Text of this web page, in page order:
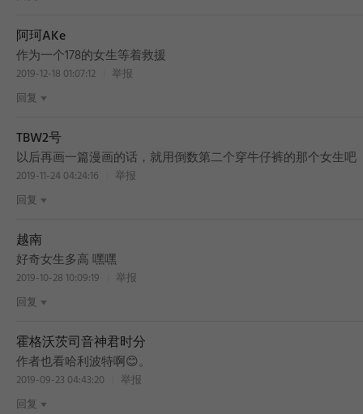
阿珂AKe
作为一个178的女生等着救援
2019-12-18 01:07:12
举报
回复
TBW2号
以后再画一篇漫画的话，就用倒数第二个穿牛仔裤的那个女生吧
2019-11-24 04:24:16
举报
回复
越南
好奇女生多高 嘿嘿
2019-10-28 10:09:19
举报
回复
霍格沃茨司音神君时分
作者也看哈利波特啊😊。
2019-09-23 04:43:20
举报
回复